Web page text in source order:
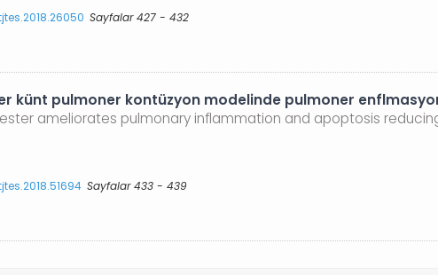
Sayfalar 427 - 432
künt pulmoner kontüzyon modelinde pulmoner
ameliorates pulmonary inflammation and apoptosis
Sayfalar 433 - 439